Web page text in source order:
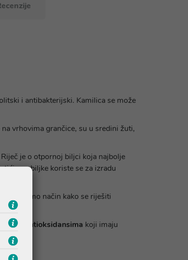
i antibakterijski. Kamilica se može
vrhovima grančice, su u sredini žuti,
je o otpornoj biljci koja najbolje
ove biljke koriste se za izradu
tražimo način kako se riješiti
antioksidansima koji imaju